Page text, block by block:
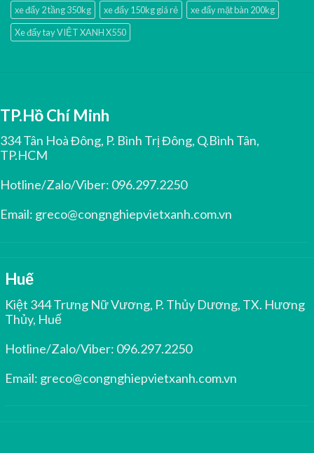
xe đẩy 2 tầng 350kg
xe đẩy 150kg giá rẻ
xe đẩy mặt bàn 200kg
Xe đẩy tay VIỆT XANH X550
TP.Hồ Chí Minh
334 Tân Hoà Đông, P. Bình Trị Đông, Q.Bình Tân,
TP.HCM
Hotline/Zalo/Viber: 096.297.2250
Email: greco@congnghiepvietxanh.com.vn
Huế
Kiệt 344 Trưng Nữ Vương, P. Thủy Dương, TX. Hương
Thủy, Huế
Hotline/Zalo/Viber: 096.297.2250
Email: greco@congnghiepvietxanh.com.vn